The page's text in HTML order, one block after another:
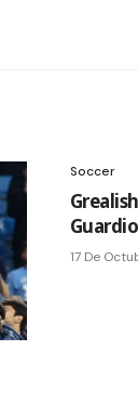
Soccer
17 De